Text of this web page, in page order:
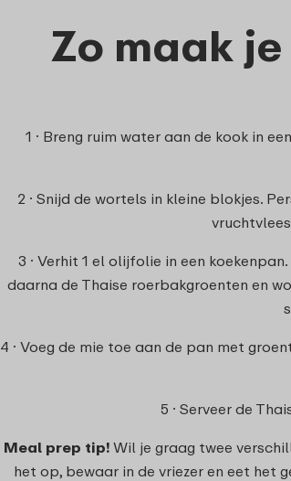
Zo maak
1 · Breng ruim water aan de kook in
2 · Snijd de wortels in kleine blokjes.
3 · Verhit 1 el olijfolie in een
daarna de Thaise roerbakgroenten en
4 · Voeg de mie toe aan de pan met
5 · Serveer de
Meal prep tip! Wil je graag twee
het op, bewaar in de vriezer en eet het